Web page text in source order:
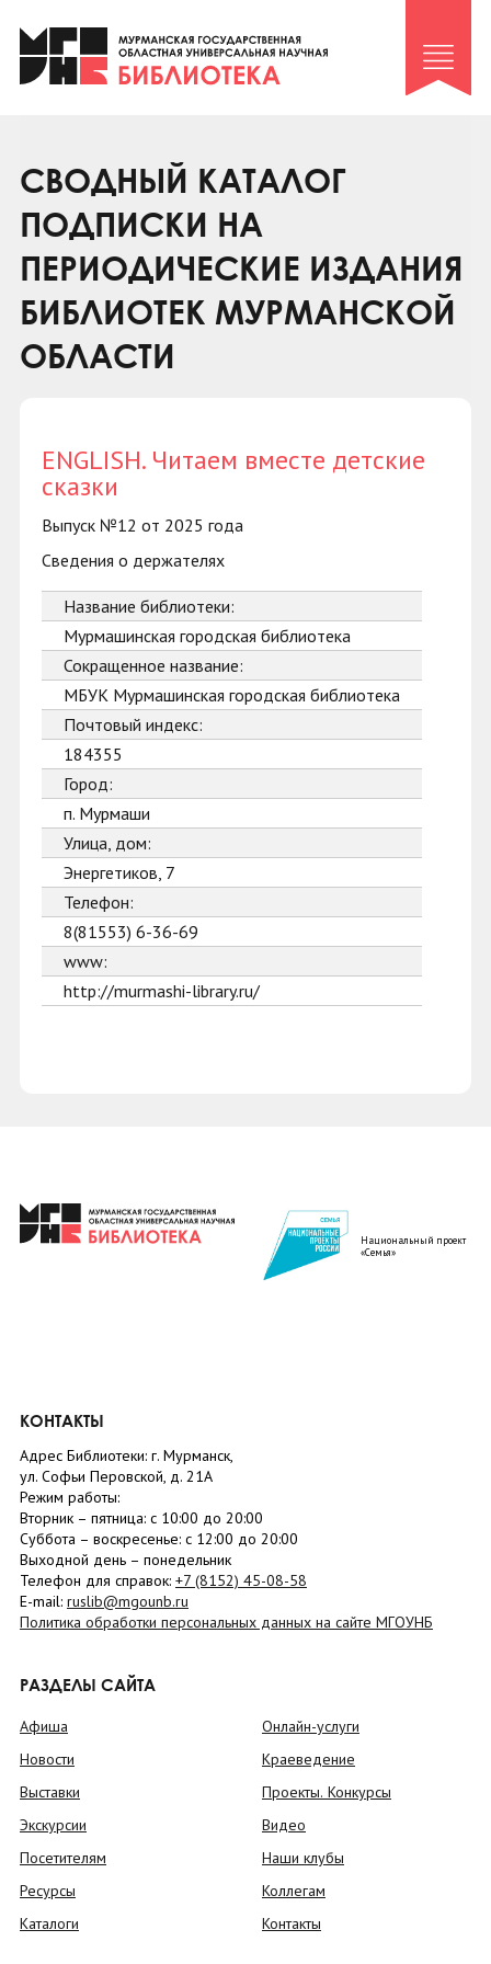
Клуб «Гиря и сельдерей»
Клуб «Семейный архив»
Коллегам
Контакты
СВОДНЫЙ КАТАЛОГ
ПОДПИСКИ НА
ПЕРИОДИЧЕСКИЕ ИЗДАНИЯ
БИБЛИОТЕК МУРМАНСКОЙ
ОБЛАСТИ
ENGLISH. Читаем вместе детские
сказки
Выпуск №12 от 2025 года
Сведения о держателях
Название библиотеки:
Мурмашинская городская библиотека
Сокращенное название:
МБУК Мурмашинская городская библиотека
Почтовый индекс:
184355
Город:
п. Мурмаши
Улица, дом:
Энергетиков, 7
Телефон:
8(81553) 6-36-69
www:
http://murmashi-library.ru/
Национальный проект
«Семья»
КОНТАКТЫ
Адрес Библиотеки: г. Мурманск,
ул. Софьи Перовской, д. 21А
Режим работы:
Вторник – пятница: с 10:00 до 20:00
Суббота – воскресенье: c 12:00 до 20:00
Выходной день – понедельник
Телефон для справок: +7 (8152) 45-08-58
E-mail: ruslib@mgounb.ru
Политика обработки персональных данных на сайте МГОУНБ
РАЗДЕЛЫ САЙТА
Афиша
Новости
Выставки
Экскурсии
Посетителям
Ресурсы
Каталоги
Онлайн-услуги
Краеведение
Проекты. Конкурсы
Видео
Наши клубы
Коллегам
Контакты